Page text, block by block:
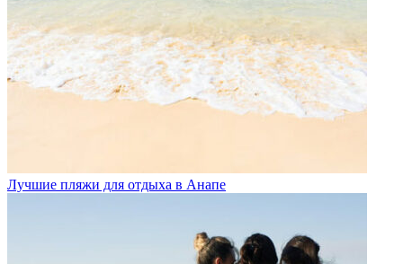
Лучшие пляжи для отдыха в Анапе